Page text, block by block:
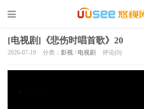
[电视剧]《悲伤时唱首歌》20
2026-07-19 分类： 影视 / 电视剧 评论(0)